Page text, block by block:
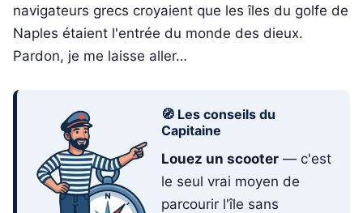
navigateurs grecs croyaient que les îles du golfe de
Naples étaient l'entrée du monde des dieux.
Pardon, je me laisse aller…
🧭 Les conseils du
Capitaine
Louez un scooter — c'est
le seul vrai moyen de
parcourir l'île sans